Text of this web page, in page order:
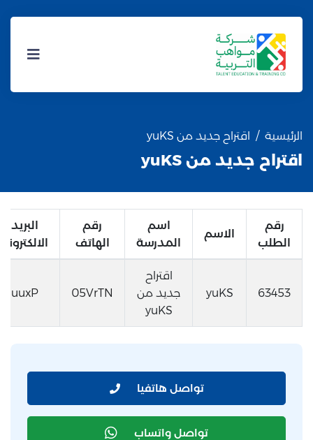
الرئيسية اقتراح جديد من yuKS
اقتراح جديد من yuKS
رقم
الطلب
الاسم
اسم
المدرسة
رقم
الهاتف
البريد
الالكتروني
63453
yuKS
اقتراح
جديد من
yuKS
05VrTN
uuxP
تواصل هاتفيا
تواصل واتساب